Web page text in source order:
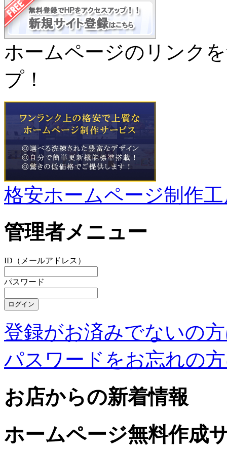
ホームページのリンク
プ！
格安ホームページ制作
管理者メニュー
ID（メールアドレス）
パスワード
登録がお済みでないの
パスワードをお忘れの
お店からの新着情報
ホームページ無料作成